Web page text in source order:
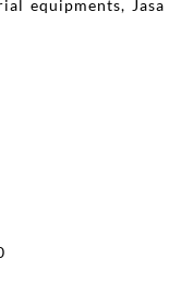
equipments, Jasa